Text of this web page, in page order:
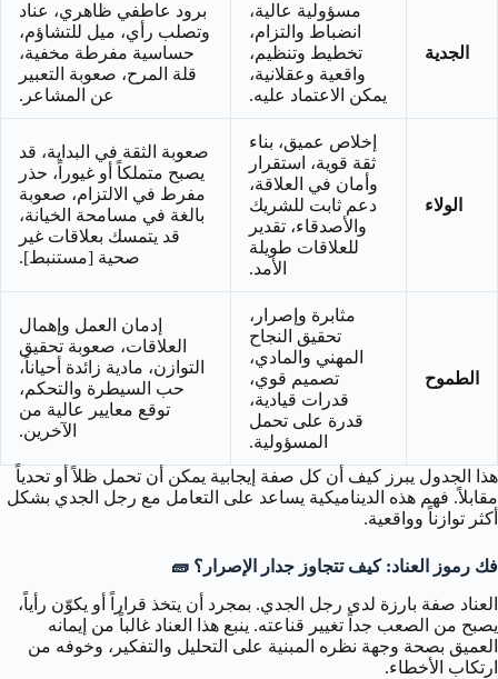
الجدية
مسؤولية عالية،
انضباط والتزام،
تخطيط وتنظيم،
واقعية وعقلانية،
يمكن الاعتماد عليه.
برود عاطفي ظاهري، عناد
وتصلب رأي، ميل للتشاؤم،
حساسية مفرطة مخفية،
قلة المرح، صعوبة التعبير
عن المشاعر.
الولاء
إخلاص عميق، بناء
ثقة قوية، استقرار
وأمان في العلاقة،
دعم ثابت للشريك
والأصدقاء، تقدير
للعلاقات طويلة
الأمد.
صعوبة الثقة في البداية، قد
يصبح متملكاً أو غيوراً، حذر
مفرط في الالتزام، صعوبة
بالغة في مسامحة الخيانة،
قد يتمسك بعلاقات غير
صحية [مستنبط].
الطموح
مثابرة وإصرار،
تحقيق النجاح
المهني والمادي،
تصميم قوي،
قدرات قيادية،
قدرة على تحمل
المسؤولية.
إدمان العمل وإهمال
العلاقات، صعوبة تحقيق
التوازن، مادية زائدة أحياناً،
حب السيطرة والتحكم،
توقع معايير عالية من
الآخرين.
هذا الجدول يبرز كيف أن كل صفة إيجابية يمكن أن تحمل ظلاً أو تحدياً
مقابلاً. فهم هذه الديناميكية يساعد على التعامل مع رجل الجدي بشكل
أكثر توازناً وواقعية.
فك رموز العناد: كيف تتجاوز جدار الإصرار؟ 🧱
العناد صفة بارزة لدى رجل الجدي. بمجرد أن يتخذ قراراً أو يكوّن رأياً،
يصبح من الصعب جداً تغيير قناعته. ينبع هذا العناد غالباً من إيمانه
العميق بصحة وجهة نظره المبنية على التحليل والتفكير، وخوفه من
ارتكاب الأخطاء.